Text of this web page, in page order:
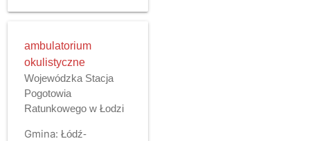
ambulatorium
okulistyczne
Wojewódzka Stacja
Pogotowia
Ratunkowego w Łodzi
Gmina: Łódź-